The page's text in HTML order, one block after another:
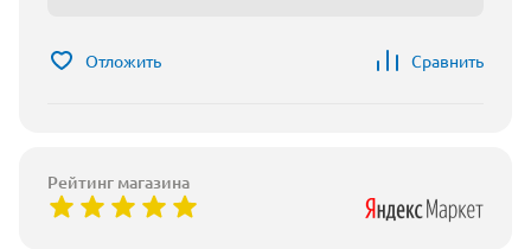
Отложить Сравнить
Рейтинг магазина